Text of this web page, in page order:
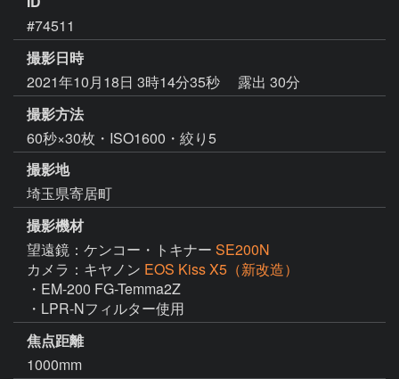
#74511
撮影日時
2021年10月18日 3時14分35秒
露出 30分
撮影方法
60秒×30枚・ISO1600・絞り5
撮影地
埼玉県寄居町
撮影機材
望遠鏡：ケンコー・トキナー SE200N
カメラ：キヤノン EOS Kiss X5（新改造）
・EM-200 FG-Temma2Z
・LPR-Nフィルター使用
焦点距離
1000mm